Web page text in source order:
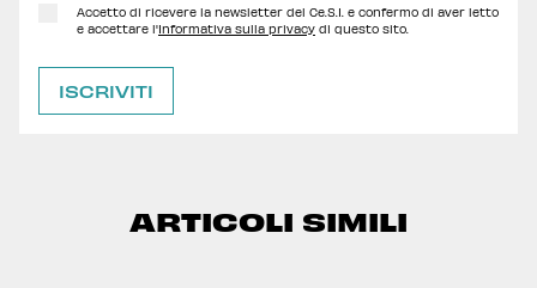
Accetto di ricevere la newsletter del Ce.S.I. e confermo di aver letto
e accettare l'Informativa sulla privacy di questo sito.
ARTICOLI SIMILI